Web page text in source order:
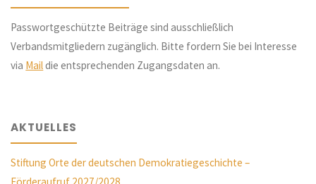
Passwortgeschützte Beiträge sind ausschließlich
Verbandsmitgliedern zugänglich. Bitte fordern Sie bei Interesse
via Maildie entsprechenden Zugangsdaten an.
AKTUELLES
Stiftung Orte der deutschen Demokratiegeschichte –